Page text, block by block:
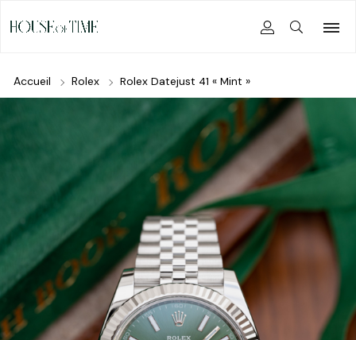
Accueil Rolex Rolex Datejust 41 « Mint »